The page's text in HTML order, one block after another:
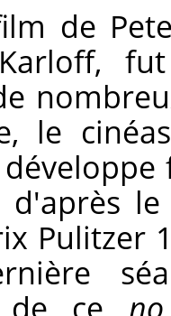
de
le
d'après
Pulitzer
de ce